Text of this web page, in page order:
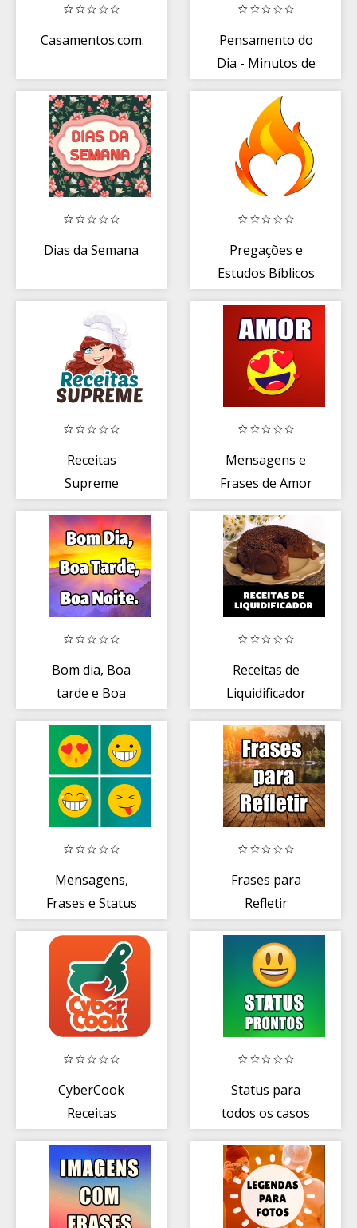
Casamentos.com.br
Pensamento do
Dia - Minutos de
Frases
Dias da Semana
Pregações e
Estudos Bíblicos
Receitas
Supreme
Mensagens e
Frases de Amor
Bom dia, Boa
tarde e Boa
Receitas de
Liquidificador
Mensagens,
Frases e Status
Frases para
Refletir
CyberCook
Receitas
Status para
todos os casos